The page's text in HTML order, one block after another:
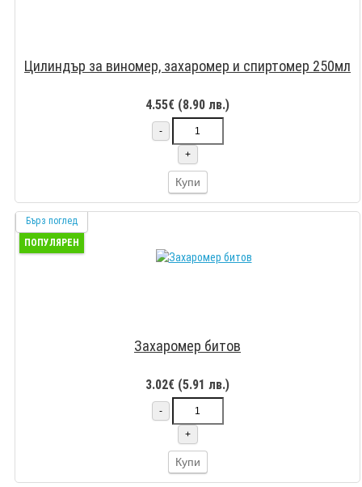
Цилиндър за виномер, захаромер и спиртомер 250мл
4.55€ (8.90 лв.)
-
+
Купи
Бърз поглед
ПОПУЛЯРЕН
Захаромер битов
3.02€ (5.91 лв.)
-
+
Купи